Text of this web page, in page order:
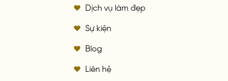
Dịch vụ làm đẹp
Sự kiện
Blog
Liên hệ